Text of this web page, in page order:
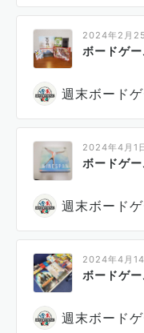
2024年2月
ボードゲ
週末ボード
2024年4月1
ボードゲ
週末ボード
2024年4月
ボードゲ
週末ボード